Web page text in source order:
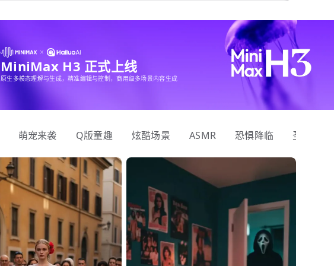
MiniMax H3 正式上线
原生多模态理解与生成，精准编辑与控制，商用级多场景内容生成
萌宠来袭 Q版童趣 炫酷场景 ASMR 恐惧降临 圣诞狂欢